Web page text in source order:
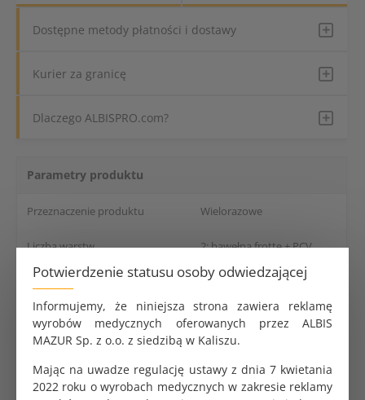
Potwierdzenie statusu osoby odwiedzającej
Informujemy, że niniejsza strona zawiera reklamę
wyrobów medycznych oferowanych przez ALBIS
MAZUR Sp. z o.o. z siedzibą w Kaliszu.
Mając na uwadze regulację ustawy z dnia 7 kwietania
2022 roku o wyrobach medycznych w zakresie reklamy
Dostępne metody płatności i dostawy
Kurier za granicę
Dlaczego ALBISPRO.com?
Parametry produktu
Przeznaczenie produktu Wielorazowe
Liczba warstw 2: bawełna frotte + PCV
Kolor Biały
Wymiary 50x70 cm
Dane logistyczne
Opakowanie jednostkowe 1 szt.